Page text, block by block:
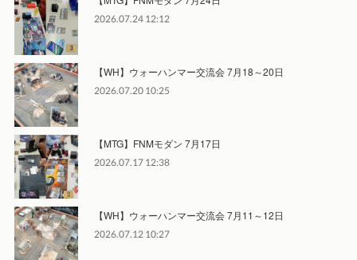
2026.07.24 12:12
【WH】ウォーハンマー交流会 7月18～20日
2026.07.20 10:25
【MTG】FNMモダン 7月17日
2026.07.17 12:38
【WH】ウォーハンマー交流会 7月11～12日
2026.07.12 10:27